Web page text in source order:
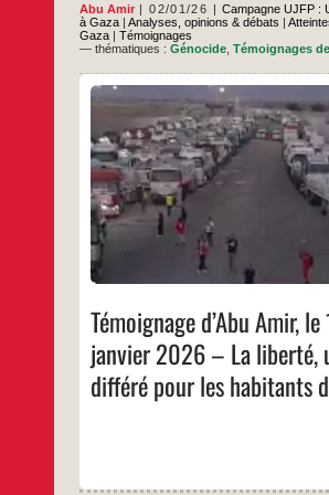
Abu Amir 02/01/26
Campagne UJFP :
à Gaza |Analyses, opinions & débats |
Gaza |Témoignages
— thématiques :Génocide ,Témoignages
Témoignage d’Abu Amir, le
janvier 2026 – La liberté,
différé pour les habitants
C’est le 1er Janvier d’un
siècle, à Gaza sous blocus
passage et fermeture des
la vie ne se mesure pas
d’années, mais au nombre de
se dressent entre l’être humain
rêve de
Témoignage
d’Abu
Amir,
le
1er
janvier
–
La
liberté,
un
rêve
différé
pour